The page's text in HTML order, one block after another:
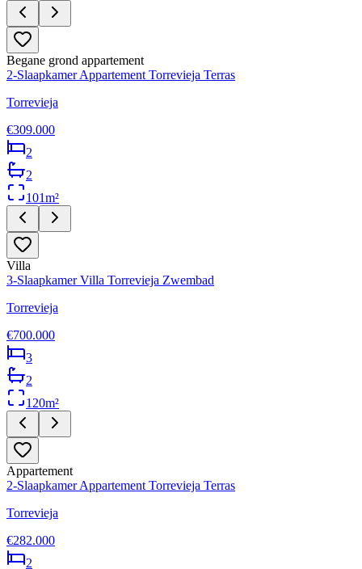
Begane grond appartement
2-Slaapkamer Appartement Torrevieja Terras
Torrevieja
€309.000
2
2
101m²
Villa
3-Slaapkamer Villa Torrevieja Zwembad
Torrevieja
€700.000
3
2
120m²
Appartement
2-Slaapkamer Appartement Torrevieja Terras
Torrevieja
€282.000
2